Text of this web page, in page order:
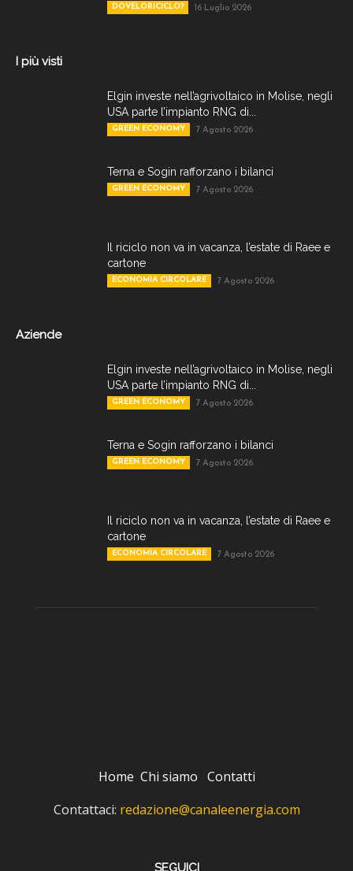
DOVELORICICLO? 16 Luglio 2026
I più visti
Elgin investe nell’agrivoltaico in Molise, negli
USA parte l’impianto RNG di...
GREEN ECONOMY 7 Agosto 2026
Terna e Sogin rafforzano i bilanci
GREEN ECONOMY 7 Agosto 2026
Il riciclo non va in vacanza, l’estate di Raee e
cartone
ECONOMIA CIRCOLARE 7 Agosto 2026
Aziende
Elgin investe nell’agrivoltaico in Molise, negli
USA parte l’impianto RNG di...
GREEN ECONOMY 7 Agosto 2026
Terna e Sogin rafforzano i bilanci
GREEN ECONOMY 7 Agosto 2026
Il riciclo non va in vacanza, l’estate di Raee e
cartone
ECONOMIA CIRCOLARE 7 Agosto 2026
Home Chi siamo Contatti
Contattaci: redazione@canaleenergia.com
SEGUICI